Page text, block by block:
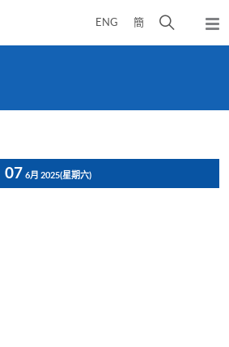
ENG 簡
開
彈
出
07 6月 2025(星期六)